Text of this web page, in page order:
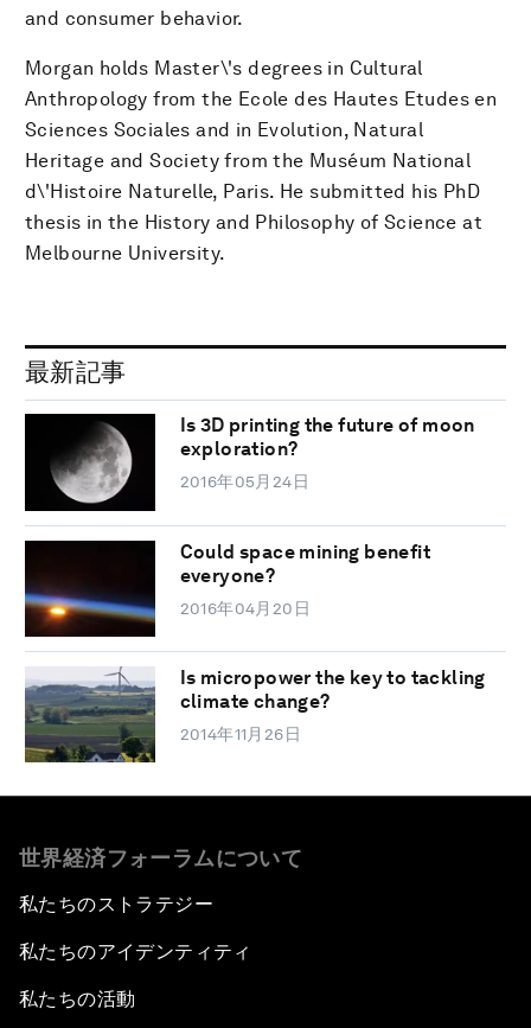
and consumer behavior.
Morgan holds Master\'s degrees in Cultural
Anthropology from the Ecole des Hautes Etudes en
Sciences Sociales and in Evolution, Natural
Heritage and Society from the Muséum National
d\'Histoire Naturelle, Paris. He submitted his PhD
thesis in the History and Philosophy of Science at
Melbourne University.
最新記事
Is 3D printing the future of moon
exploration?
2016年05月24日
Could space mining benefit
everyone?
2016年04月20日
Is micropower the key to tackling
climate change?
2014年11月26日
世界経済フォーラムについて
私たちのストラテジー
私たちのアイデンティティ
私たちの活動